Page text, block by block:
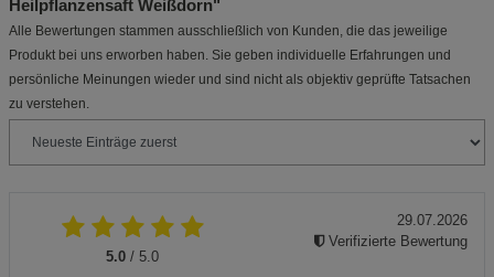
Heilpflanzensaft Weißdorn"
Alle Bewertungen stammen ausschließlich von Kunden, die das jeweilige
Produkt bei uns erworben haben. Sie geben individuelle Erfahrungen und
persönliche Meinungen wieder und sind nicht als objektiv geprüfte Tatsachen
zu verstehen.
5.0 / 5.0
29.07.2026
Verifizierte Bewertung